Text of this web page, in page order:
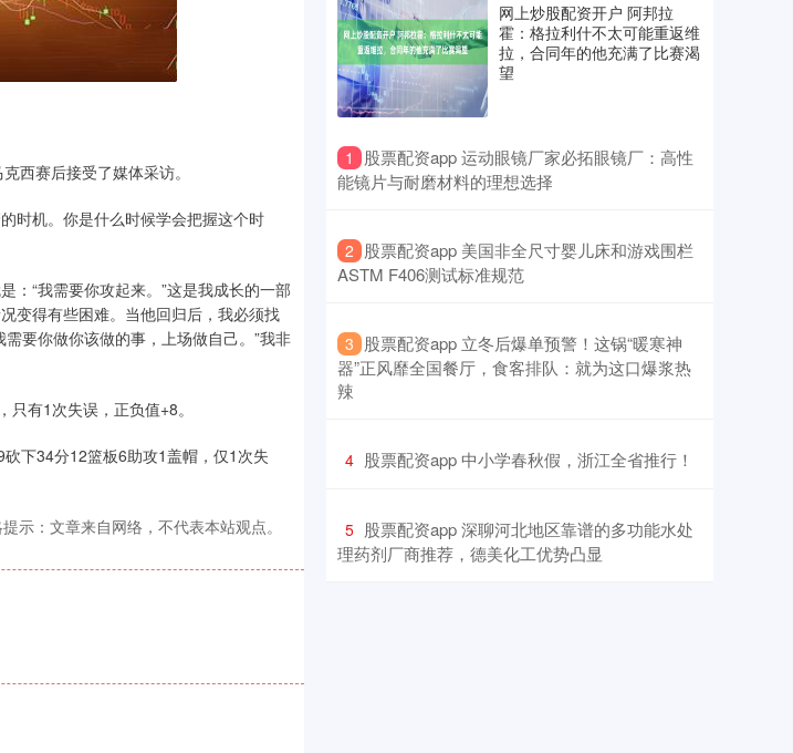
西赛后接受了媒体采访。
时机。你是什么时候学会把握这个时
：“我需要你攻起来。”这是我成长的一部
变得有些困难。当他回归后，我必须找
要你做你该做的事，上场做自己。”我非
有1次失误，正负值+8。
下34分12篮板6助攻1盖帽，仅1次失
示：文章来自网络，不代表本站观点。
网上炒股配资开户 阿邦拉
霍：格拉利什不太可能重返维
拉，合同年的他充满了比赛渴
望
1
​股票配资app 运动眼镜厂家必拓眼镜厂：高性
能镜片与耐磨材料的理想选择
2 ​股票配资app 美国非全尺寸婴儿床和游戏围栏
ASTM F406测试标准规范
3 ​股票配资app 立冬后爆单预警！这锅“暖寒神
器”正风靡全国餐厅，食客排队：就为这口爆浆热
辣
4 ​股票配资app 中小学春秋假，浙江全省推行！
5 ​股票配资app 深聊河北地区靠谱的多功能水处
理药剂厂商推荐，德美化工优势凸显